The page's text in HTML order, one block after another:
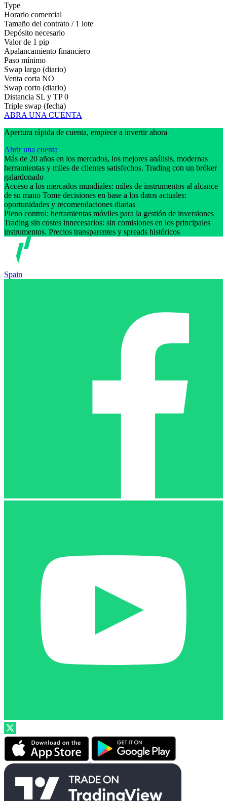
Type
Horario comercial
Tamaño del contrato / 1 lote
Depósito necesario
Valor de 1 pip
Apalancamiento financiero
Paso mínimo
Swap largo (diario)
Venta corta NO
Swap corto (diario)
Distancia SL y TP 0
Triple swap (fecha)
ABRA UNA CUENTA
Apertura rápida de cuenta, empiece a invertir ahora
Abrir una cuenta
Más de 20 años en los mercados, los mejores análisis, modernas
herramientas y miles de clientes satisfechos. Trading con un bróker
galardonado
Acceso a los mercados mundiales: miles de instrumentos al alcance
de su mano Tome decisiones en base a los datos actuales:
oportunidades y recomendaciones diarias
Pleno control: herramientas móviles para la gestión de inversiones
Trading sin costes innecesarios: sin comisiones en los principales
instrumentos. Precios transparentes y spreads históricos
Spain